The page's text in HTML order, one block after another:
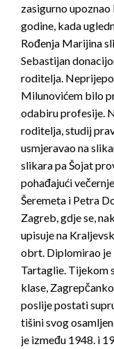
zasigurno
godine, kada
Rođenja Marijina
Sebastijan
roditelja.
Milunovićem bilo
odabiru profesije.
roditelja, studij
usmjeravao na
slikara pa Šojat
pohađajući
Šeremeta i Petra
Zagreb, gdje se,
upisuje na
obrt. Diplomirao je
Tartaglie. Tijekom
klase,
poslije postati
tišini svog
je između 1948. i